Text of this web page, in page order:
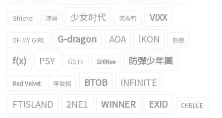
Gfriend 演員 少女时代 裴秀智 VIXX
OH MY GIRL G-dragon AOA iKON 熱戀
f(x) PSY GOT7 SHINee 防彈少年團
Red Velvet 李敏鎬 BTOB
INFINITE
FTISLAND
2NE1 WINNER EXID CNBLUE